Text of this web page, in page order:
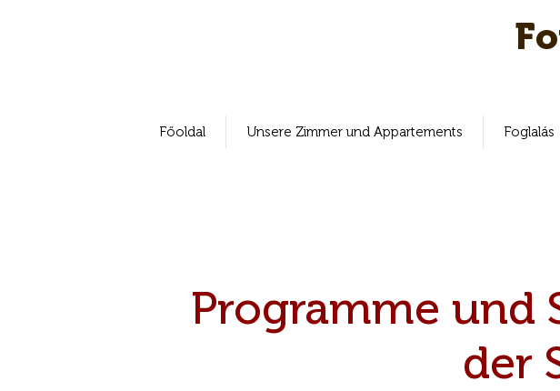
Főoldal Unsere Zimmer und Appartements Foglalás
Programme und
der